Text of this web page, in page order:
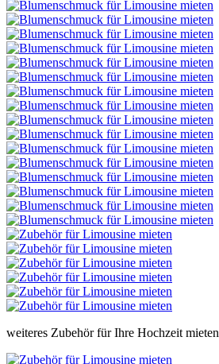
weiteres Zubehör für Ihre Hochzeit mieten